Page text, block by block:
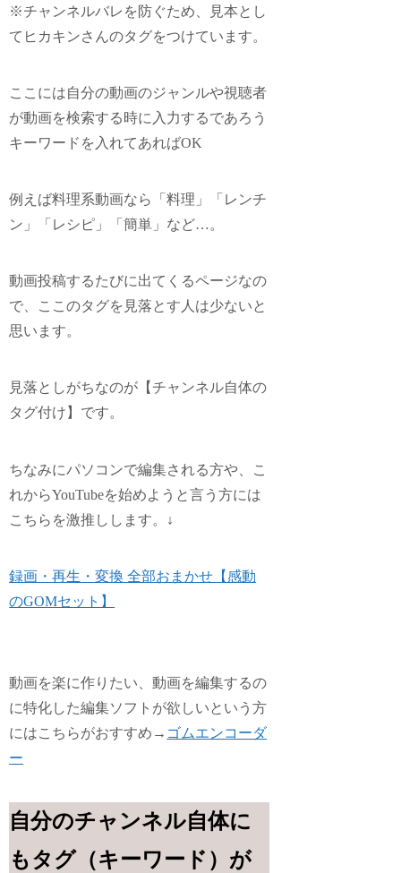
※チャンネルバレを防ぐため、見本とし
てヒカキンさんのタグをつけています。
ここには自分の動画のジャンルや視聴者
が動画を検索する時に入力するであろう
キーワードを入れてあればOK
例えば料理系動画なら「料理」「レンチ
ン」「レシピ」「簡単」など…。
動画投稿するたびに出てくるページなの
で、ここのタグを見落とす人は少ないと
思います。
見落としがちなのが【 チャンネル自体の
タグ付け 】です。
ちなみにパソコンで編集される方や、こ
れからYouTubeを始めようと言う方には
こちらを激推しします。↓
録画・再生・変換 全部おまかせ【感動
のGOMセット】
動画を楽に作りたい、動画を編集するの
に特化した編集ソフトが欲しいという方
にはこちらがおすすめ→ ゴムエンコーダ
ー
自分のチャンネル自体に
もタグ（キーワード）が